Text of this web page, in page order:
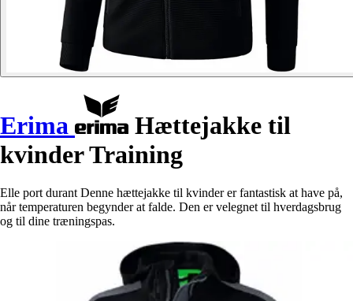
Erima
Hættejakke til
kvinder Training
Elle port durant Denne hættejakke til kvinder er fantastisk at have på,
når temperaturen begynder at falde. Den er velegnet til hverdagsbrug
og til dine træningspas.